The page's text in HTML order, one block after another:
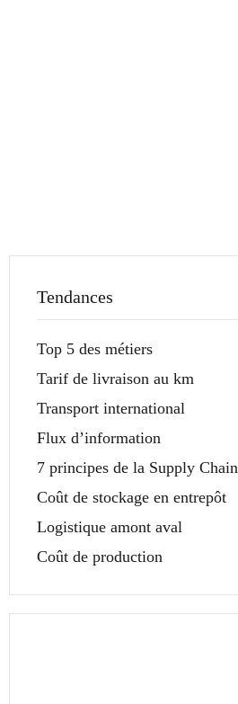
Tendances
Top 5 des métiers
Tarif de livraison au km
Transport international
Flux d’information
7 principes de la Supply Chain
Coût de stockage en entrepôt
Logistique amont aval
Coût de production